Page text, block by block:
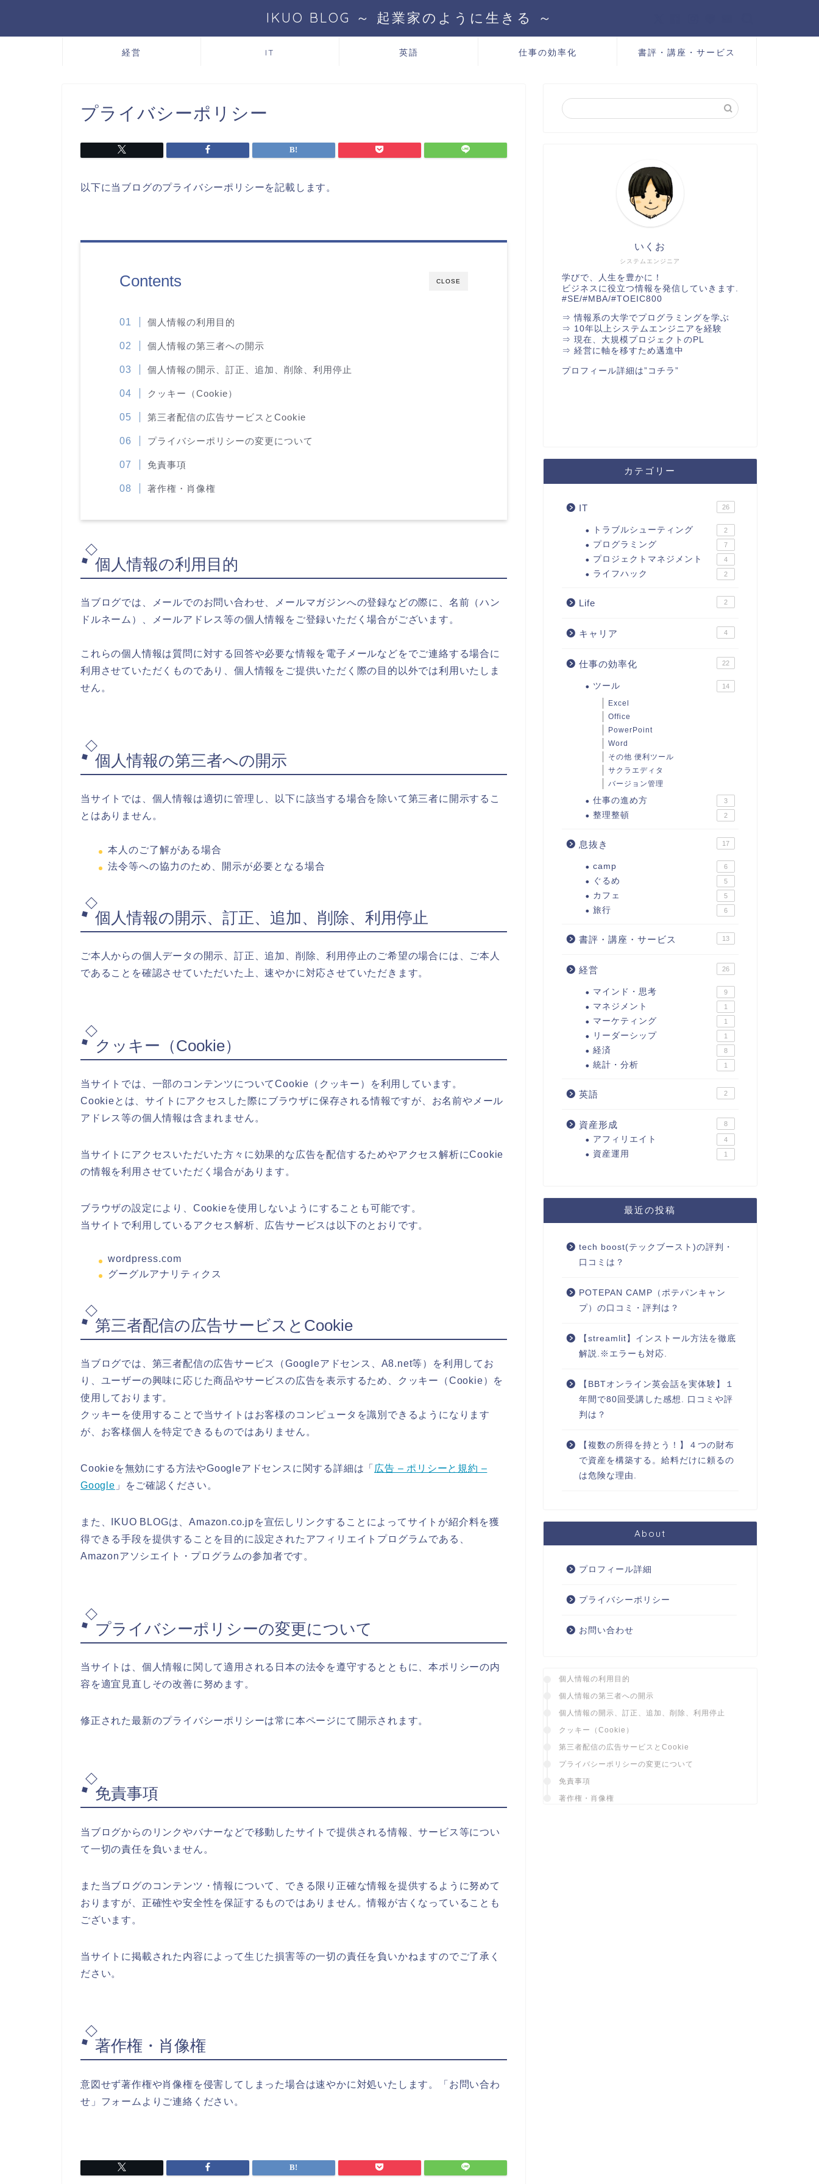
IKUO BLOG ～ 起業家のように生きる ～
経営 IT 英語 仕事の効率化 書評・講座・サービス
プライバシーポリシー
以下に当ブログのプライバシーポリシーを記載します。
CLOSE
Contents
個人情報の利用目的
個人情報の第三者への開示
個人情報の開示、訂正、追加、削除、利用停止
クッキー（Cookie）
第三者配信の広告サービスとCookie
プライバシーポリシーの変更について
免責事項
著作権・肖像権
個人情報の利用目的
当ブログでは、メールでのお問い合わせ、メールマガジンへの登録などの際に、名前（ハン
ドルネーム）、メールアドレス等の個人情報をご登録いただく場合がございます。
これらの個人情報は質問に対する回答や必要な情報を電子メールなどをでご連絡する場合に
利用させていただくものであり、個人情報をご提供いただく際の目的以外では利用いたしま
せん。
個人情報の第三者への開示
当サイトでは、個人情報は適切に管理し、以下に該当する場合を除いて第三者に開示するこ
とはありません。
本人のご了解がある場合
法令等への協力のため、開示が必要となる場合
個人情報の開示、訂正、追加、削除、利用停止
ご本人からの個人データの開示、訂正、追加、削除、利用停止のご希望の場合には、ご本人
であることを確認させていただいた上、速やかに対応させていただきます。
クッキー（Cookie）
当サイトでは、一部のコンテンツについてCookie（クッキー）を利用しています。
Cookieとは、サイトにアクセスした際にブラウザに保存される情報ですが、お名前やメール
アドレス等の個人情報は含まれません。
当サイトにアクセスいただいた方々に効果的な広告を配信するためやアクセス解析にCookie
の情報を利用させていただく場合があります。
ブラウザの設定により、Cookieを使用しないようにすることも可能です。
当サイトで利用しているアクセス解析、広告サービスは以下のとおりです。
wordpress.com
グーグルアナリティクス
第三者配信の広告サービスとCookie
当ブログでは、第三者配信の広告サービス（Googleアドセンス、A8.net等）を利用してお
り、ユーザーの興味に応じた商品やサービスの広告を表示するため、クッキー（Cookie）を
使用しております。
クッキーを使用することで当サイトはお客様のコンピュータを識別できるようになります
が、お客様個人を特定できるものではありません。
Cookieを無効にする方法やGoogleアドセンスに関する詳細は「 広告 – ポリシーと規約 –
Google 」をご確認ください。
また、IKUO BLOGは、Amazon.co.jpを宣伝しリンクすることによってサイトが紹介料を獲
得できる手段を提供することを目的に設定されたアフィリエイトプログラムである、
Amazonアソシエイト・プログラムの参加者です。
プライバシーポリシーの変更について
当サイトは、個人情報に関して適用される日本の法令を遵守するとともに、本ポリシーの内
容を適宜見直しその改善に努めます。
修正された最新のプライバシーポリシーは常に本ページにて開示されます。
免責事項
当ブログからのリンクやバナーなどで移動したサイトで提供される情報、サービス等につい
て一切の責任を負いません。
また当ブログのコンテンツ・情報について、できる限り正確な情報を提供するように努めて
おりますが、正確性や安全性を保証するものではありません。情報が古くなっていることも
ございます。
当サイトに掲載された内容によって生じた損害等の一切の責任を負いかねますのでご了承く
ださい。
著作権・肖像権
意図せず著作権や肖像権を侵害してしまった場合は速やかに対処いたします。「お問い合わ
せ」フォームよりご連絡ください。
システムエンジニア
いくお
学びで、人生を豊かに！
ビジネスに役立つ情報を発信していきます.
#SE/#MBA/#TOEIC800
⇒ 情報系の大学でプログラミングを学ぶ
⇒ 10年以上システムエンジニアを経験
⇒ 現在、大規模プロジェクトのPL
⇒ 経営に軸を移すため邁進中
プロフィール詳細は”コチラ”
カテゴリー
IT 26
トラブルシューティング 2
プログラミング 7
プロジェクトマネジメント 4
ライフハック 2
Life 2
キャリア 4
仕事の効率化 22
ツール 14
Excel
Office
PowerPoint
Word
その他 便利ツール
サクラエディタ
バージョン管理
仕事の進め方 3
整理整頓 2
息抜き 17
camp 6
ぐるめ 5
カフェ 5
旅行 6
書評・講座・サービス 13
経営 26
マインド・思考 9
マネジメント 1
マーケティング 1
リーダーシップ 1
経済 8
統計・分析 1
英語 2
資産形成 8
アフィリエイト 4
資産運用 1
最近の投稿
tech boost(テックブースト)の評判・
口コミは？
POTEPAN CAMP（ポテパンキャン
プ）の口コミ・評判は？
【streamlit】インストール方法を徹底
解説.※エラーも対応.
【BBTオンライン英会話を実体験】１
年間で80回受講した感想. 口コミや評
判は？
【複数の所得を持とう！】４つの財布
で資産を構築する。給料だけに頼るの
は危険な理由.
About
プロフィール詳細
プライバシーポリシー
お問い合わせ
個人情報の利用目的
個人情報の第三者への開示
個人情報の開示、訂正、追加、削除、利用停止
クッキー（Cookie）
第三者配信の広告サービスとCookie
プライバシーポリシーの変更について
免責事項
著作権・肖像権